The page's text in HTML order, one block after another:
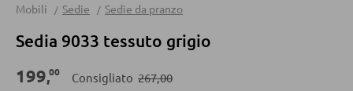
Divani letto
Accessori per divano
Mobili Sedie Sedie da pranzo
Sedia 9033 tessuto grigio
199,00 Consigliato 267,00